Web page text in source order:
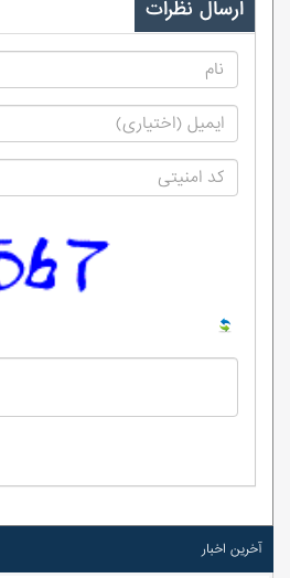
ارسال نظرات
آخرین اخبار